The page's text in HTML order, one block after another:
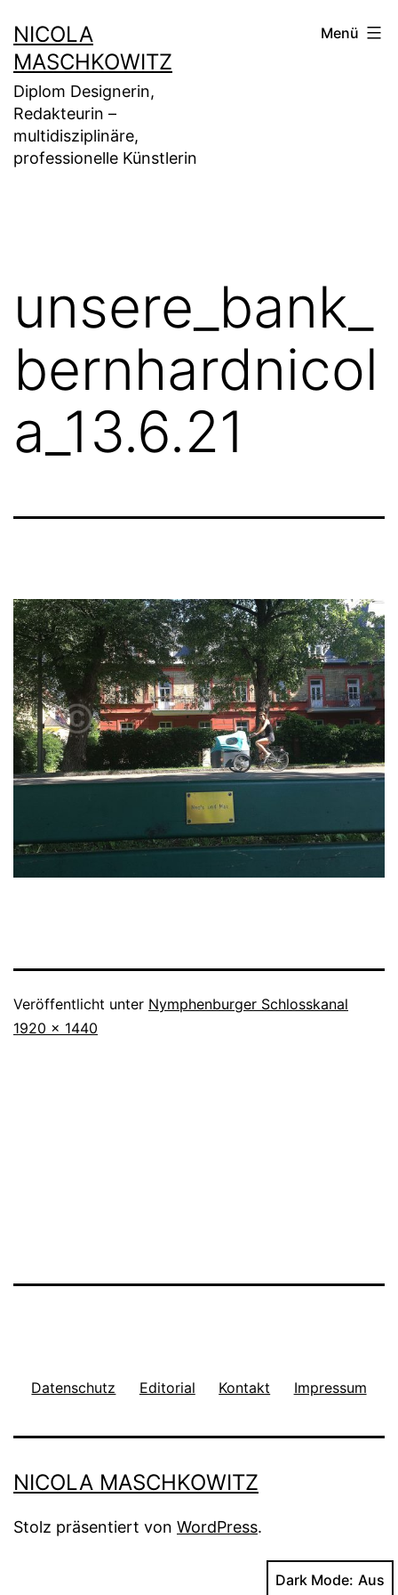
Inhalt
springen
NICOLA
MASCHKOWITZ
Diplom Designerin,
Redakteurin –
multidisziplinäre,
professionelle Künstlerin
Menü
unsere_bank_
bernhardnicol
a_13.6.21
Veröffentlicht unter Nymphenburger Schlosskanal
Originalgröße
1920 × 1440
Datenschutz Editorial Kontakt Impressum
NICOLA MASCHKOWITZ
Stolz präsentiert von WordPress.
Dark Mode: